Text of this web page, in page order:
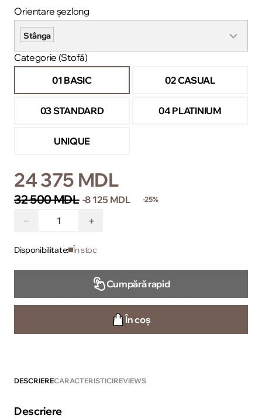
Orientare șezlong
Stânga
Categorie (Stofă)
01 BASIC
02 CASUAL
03 STANDARD 04 PLATINIUM
UNIQUE
24 375 MDL
32 500 MDL -8 125 MDL -25%
− +
Disponibilitate: În stoc
Cumpără rapid
În coș
DESCRIERECARACTERISTICIREVIEWS
Descriere